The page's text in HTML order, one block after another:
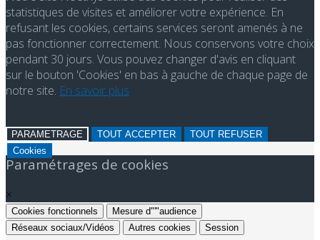
statistiques de visites et améliorer votre expérience. En
refusant les cookies, certains services seront amenés à ne
pas fonctionner correctement. Nous conservons votre choix
pendant 30 jours. Vous pouvez changer d'avis en cliquant
sur le bouton 'Cookies' en bas à gauche de chaque page de
notre site. En savoir plus
PARAMETRAGE TOUT ACCEPTER
TOUT REFUSER
Cookies
Paramétrages de cookies
×
Cookies fonctionnels
Mesure d"'"audience
Réseaux sociaux/Vidéos
Autres cookies Session